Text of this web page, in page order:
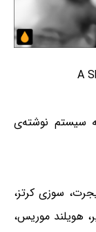
سیستم نوشته‌ی
سوزی کرتز،
هویلند موریس،